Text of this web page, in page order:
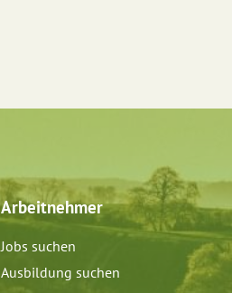
Arbeitnehmer
Jobs suchen
Ausbildung suchen